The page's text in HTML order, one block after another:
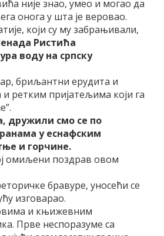
није знао, умео и могао да
онога у шта је веровао.
који су му забрањивали,
Ристића
воду на српску
бриљантни ерудита и
ретким пријатељима који га
дружили смо се по
у еснафским
и горчине.
омиљени поздрав овом
бравуре, уносећи се
изговарао.
и књижевним
Прве неспоразуме са